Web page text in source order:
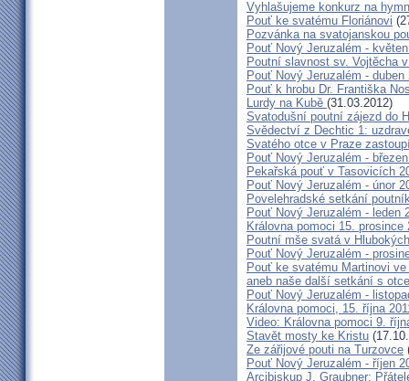
Vyhlašujeme konkurz na
Pouť ke svatému Floriánovi
Pozvánka na svatojanskou
Pouť Nový Jeruzalém -
Poutní slavnost sv. Vojtěcha
Pouť Nový Jeruzalém - duben
Pouť k hrobu Dr. Františka
Lurdy na Kubě (31.03.2012)
Svatodušní poutní zájezd do
Svědectví z Dechtic 1:
Svatého otce v Praze
Pouť Nový Jeruzalém -
Pekařská pouť v Tasovicích
Pouť Nový Jeruzalém - únor
Povelehradské setkání
Pouť Nový Jeruzalém - leden
Královna pomoci 15. prosince
Poutní mše svatá v
Pouť Nový Jeruzalém -
Pouť ke svatému Martinovi
aneb naše další setkání s
Pouť Nový Jeruzalém -
Královna pomoci, 15. října
Video: Královna pomoci 9.
Stavět mosty ke Kristu
Ze zářijové pouti na Turzovce
Pouť Nový Jeruzalém - říjen
Arcibiskup J. Graubner: